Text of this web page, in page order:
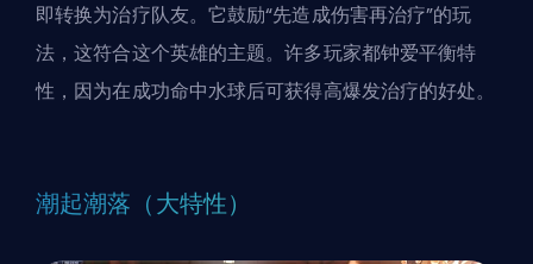
即转换为治疗队友。它鼓励“先造成伤害再治疗”的玩
法，这符合这个英雄的主题。许多玩家都钟爱平衡特
性，因为在成功命中水球后可获得高爆发治疗的好处。
潮起潮落（大特性）